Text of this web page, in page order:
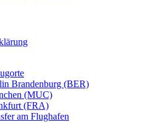
Brandenburg (BER)
(MUC)
(FRA)
am Flughafen